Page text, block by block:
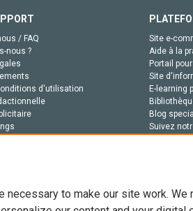
/ FAQ
nous ?
d'utilisation
Site e-
Aide à la
Portail
Site
E-learning
Blog
Suivez
necessary to make our site work.